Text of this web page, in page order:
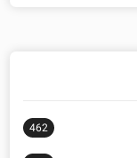
11005